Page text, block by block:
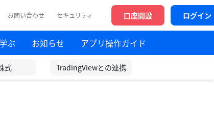
お問い合わせ セキュリティ 口座開設 ログイン
学ぶ お知らせ アプリ操作ガイド
式 TradingViewとの連携